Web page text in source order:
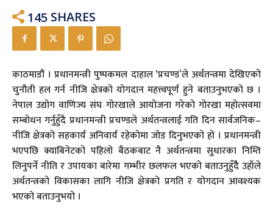
145 SHARES
काठमाडौं । प्रधानमन्त्री पुष्पकमल दाहाल ‘प्रचण्ड’ले अर्थतन्त्रमा देखिएको
चुनौती हल गर्न नीजि क्षेत्रको योगदान महत्त्वपूर्ण हुने बताउनुभएको छ ।
नेपाल उद्योग वाणिज्य संघ गोरखाले आयोजना गरेको गोरखा महोत्सवमा
सम्बोधन गर्नुहुँदै प्रधानमन्त्री प्रचण्डले अर्थतन्त्रलाई गति दिन सार्वजनिक–
नीजि क्षेत्रको सहकार्य अनिवार्य रहेकोमा जोड दिनुभएको हो । प्रधानमन्त्री
भएपछि क्याबिनेटको पहिलो बैठकबाट नै अर्थतन्त्रमा सुधारका निम्ति
लिनुपर्ने नीति र उपायका बारेमा गम्भीर छलफल भएको बताउनुहुँदैै उहाँले
अर्थतन्त्रको विकासका लागि नीजि क्षेत्रको प्रगति र योगदान आवश्यक
भएको बताउनुभयो ।